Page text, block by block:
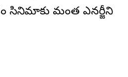
సినిమాకు మరింత ఎనర్జీని